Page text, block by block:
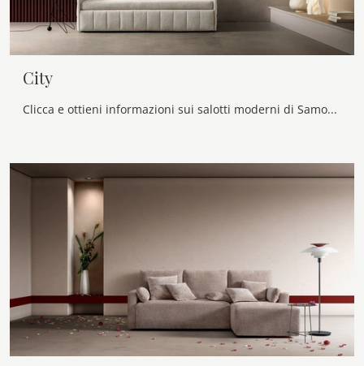
City
Clicca e ottieni informazioni sui salotti moderni di Samoa! Vari modelli di divani, come City, ti aspettano.